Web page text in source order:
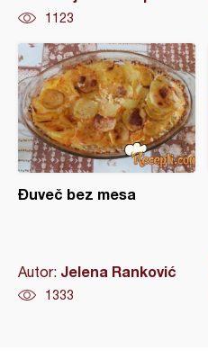
1123
Đuveč bez mesa
Autor: Jelena Ranković
1333